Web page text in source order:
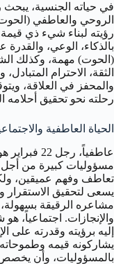
الروحي والعاطفي
بالذكاء، الوعي، والقدرة
(الحوت) مهمة، وكذلك
الثقة، الاحترام
والمحفز في العلاقة،
رحلته نحو تحقيق أحلامه
الحياة العاطفية
عاطفياً،
مسؤوليات كبيرة من
يسعى لتحقيق الاستقرار
مشاعره الرقيقة
والإنجازات. اجتماعياً،
إليه برؤيته وقدرته على
يشاركونه قيمه
بالمسؤوليات، وأن يخصص